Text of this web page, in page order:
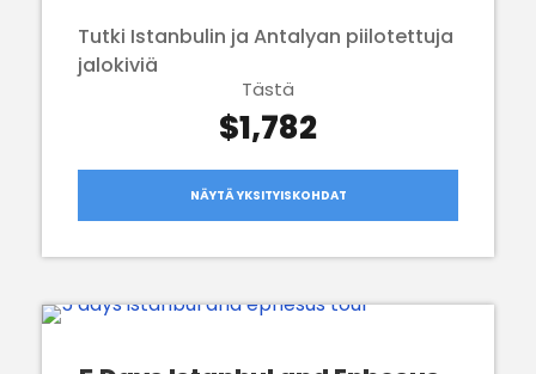
Tutki Istanbulin ja Antalyan piilotettuja
jalokiviä
Tästä
$1,782
NÄYTÄ YKSITYISKOHDAT